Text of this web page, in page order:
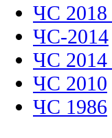
ЧС 2018
ЧС-2014
ЧС 2014
ЧС 2010
ЧС 1986